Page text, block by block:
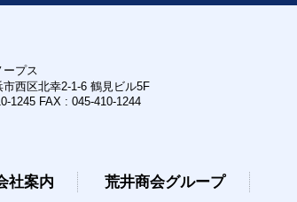
ープス
西区北幸2-1-6 鶴見ビル5F
1245 FAX : 045-410-1244
社案内 荒井商会グループ